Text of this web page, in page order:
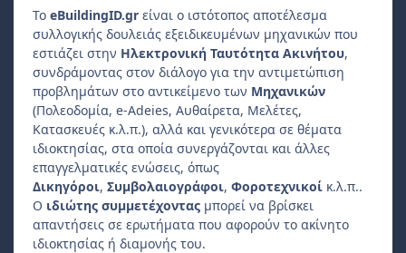
Το eBuildingID.gr είναι ο ιστότοπος αποτέλεσμα
συλλογικής δουλειάς εξειδικευμένων μηχανικών που
εστιάζει στην Ηλεκτρονική Ταυτότητα Ακινήτου,
συνδράμοντας στον διάλογο για την αντιμετώπιση
προβλημάτων στο αντικείμενο των Μηχανικών
(Πολεοδομία, e-Adeies, Αυθαίρετα, Μελέτες,
Κατασκευές κ.λ.π.), αλλά και γενικότερα σε θέματα
ιδιοκτησίας, στα οποία συνεργάζονται και άλλες
επαγγελματικές ενώσεις, όπως
Δικηγόροι, Συμβολαιογράφοι, Φοροτεχνικοί κ.λ.π..
Ο ιδιώτης συμμετέχοντας μπορεί να βρίσκει
απαντήσεις σε ερωτήματα που αφορούν το ακίνητο
ιδιοκτησίας ή διαμονής του.